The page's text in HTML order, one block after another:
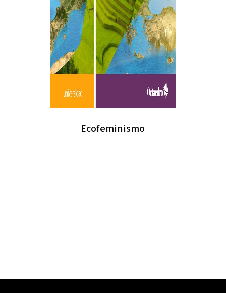
Ecofeminismo